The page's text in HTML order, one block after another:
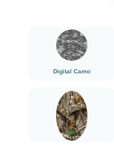
Digital Camo
###Digital
###Realtree